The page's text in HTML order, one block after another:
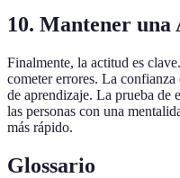
10. Mantener
Finalmente, la actitud es
cometer errores. La
de aprendizaje. La prueba de
las personas con una
más rápido.
Glossario